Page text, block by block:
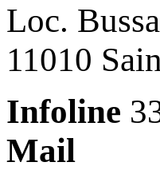
Loc.
11010
Infoline
Mail